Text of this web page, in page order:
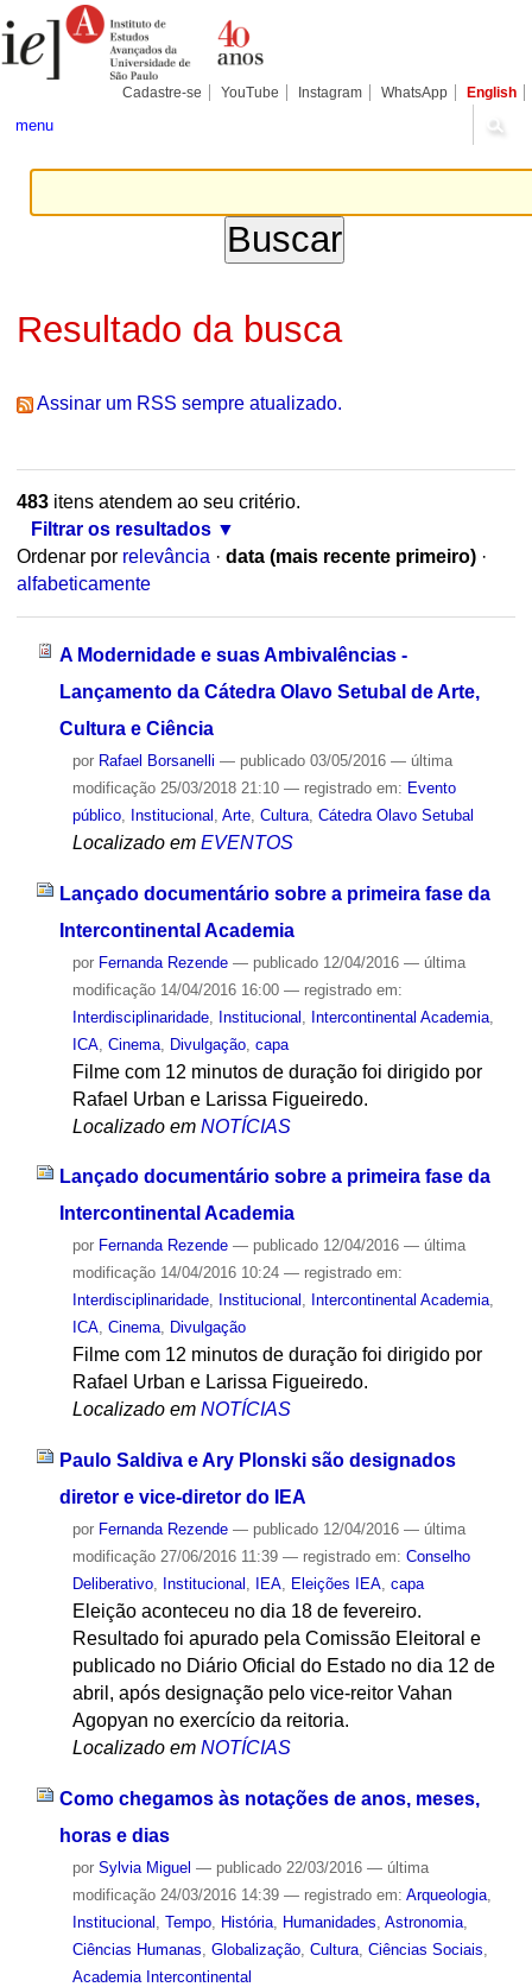
para
conteúdo.
Pessoais
Cadastre-se YouTube Instagram WhatsApp English
menu
Resultado da busca
Assinar um RSS sempre atualizado.
483itens atendem ao seu critério.
Filtrar os resultados
Ordenar por relevância · data (mais recente primeiro) ·
alfabeticamente
A Modernidade e suas Ambivalências -
Lançamento da Cátedra Olavo Setubal de Arte,
Cultura e Ciência
por Rafael Borsanelli — publicado03/05/2016 — última
modificação25/03/2018 21:10 — registrado em: Evento
público, Institucional Arte, Cultura, Cátedra Olavo Setubal
Localizado em EVENTOS
Lançado documentário sobre a primeira fase da
Intercontinental Academia
por Fernanda Rezende — publicado12/04/2016 — última
modificação14/04/2016 16:00 — registrado em:
Interdisciplinaridade, Institucional Intercontinental Academia,
ICA, Cinema, Divulgação, capa
Filme com 12 minutos de duração foi dirigido por
Rafael Urban e Larissa Figueiredo.
Localizado em NOTÍCIAS
Lançado documentário sobre a primeira fase da
Intercontinental Academia
por Fernanda Rezende — publicado12/04/2016 — última
modificação14/04/2016 10:24 — registrado em:
Interdisciplinaridade, Institucional , Intercontinental Academia,
ICA, Cinema, Divulgação
Filme com 12 minutos de duração foi dirigido por
Rafael Urban e Larissa Figueiredo.
Localizado em NOTÍCIAS
Paulo Saldiva e Ary Plonski são designados
diretor e vice-diretor do IEA
por Fernanda Rezende — publicado12/04/2016 — última
modificação27/06/2016 11:39 — registrado em: Conselho
Deliberativo, Institucional , IEA, Eleições IEA, capa
Eleição aconteceu no dia 18 de fevereiro.
Resultado foi apurado pela Comissão Eleitoral e
publicado no Diário Oficial do Estado no dia 12 de
abril, após designação pelo vice-reitor Vahan
Agopyan no exercício da reitoria.
Localizado em NOTÍCIAS
Como chegamos às notações de anos, meses,
horas e dias
por Sylvia Miguel — publicado22/03/2016 — última
modificação24/03/2016 14:39 — registrado em: Arqueologia,
Institucional Tempo, História, Humanidades Astronomia,
Ciências Humanas Globalização, Cultura, Ciências Sociais
Academia Intercontinental